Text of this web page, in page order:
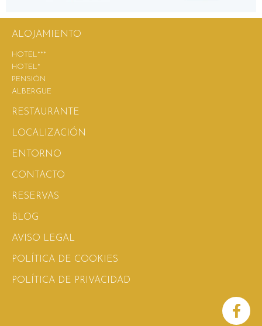
ALOJAMIENTO
HOTEL***
HOTEL*
PENSIÓN
ALBERGUE
RESTAURANTE
LOCALIZACIÓN
ENTORNO
CONTACTO
RESERVAS
BLOG
AVISO LEGAL
POLÍTICA DE COOKIES
POLÍTICA DE PRIVACIDAD